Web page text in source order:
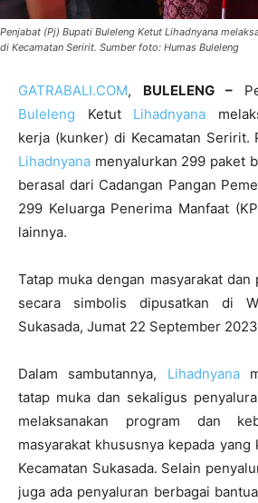
Penjabat (Pj) Bupati Buleleng Ketut Lihadnyana
di Kecamatan Seririt. Sumber foto: Humas Buleleng
GATRABALI.COM, BULELENG –
Buleleng KetutLihadnyana
kerja (kunker) di Kecamatan Seririt.
Lihadnyana menyalurkan 299 paket
berasal dari Cadangan Pangan
299 Keluarga Penerima Manfaat
lainnya.
Tatap muka dengan masyarakat dan
secara simbolis dipusatkan di
Sukasada, Jumat 22 September
Dalam sambutannya, Lihadnyana
tatap muka dan sekaligus
melaksanakan program dan
masyarakat khususnya kepada
Kecamatan Sukasada. Selain
juga ada penyaluran berbagai